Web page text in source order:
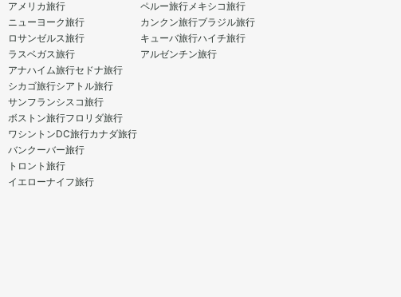
アメリカ旅行
ニューヨーク旅行
ロサンゼルス旅行
ラスベガス旅行
アナハイム旅行セドナ旅行
シカゴ旅行シアトル旅行
サンフランシスコ旅行
ボストン旅行フロリダ旅行
ワシントンDC旅行カナダ旅行
バンクーバー旅行
トロント旅行
イエローナイフ旅行
ペルー旅行メキシコ旅行
カンクン旅行ブラジル旅行
キューバ旅行ハイチ旅行
アルゼンチン旅行